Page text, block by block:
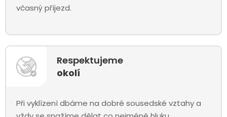
včasný příjezd.
Respektujeme
okolí
Při vyklízení dbáme na dobré sousedské vztahy a